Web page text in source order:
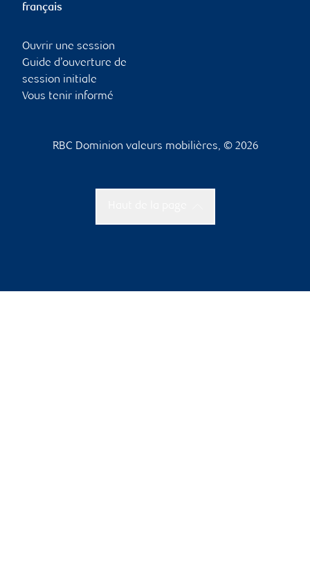
français
Ouvrir une session
Guide d’ouverture de
session initiale
Vous tenir informé
RBC Dominion valeurs mobilières, © 2026